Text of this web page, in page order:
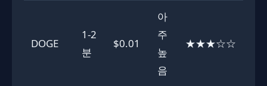
DOGE
1-2
분
$0.01
아
주
높
음
★★★☆☆